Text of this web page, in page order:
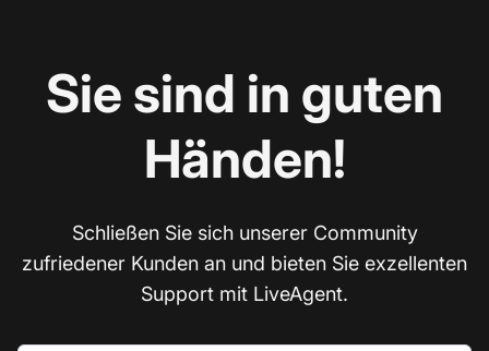
Sie sind in guten
Händen!
Schließen Sie sich unserer Community
zufriedener Kunden an und bieten Sie exzellenten
Support mit LiveAgent.